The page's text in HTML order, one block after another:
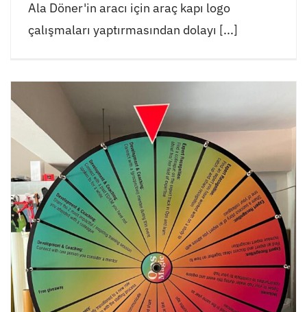
Ala Döner'in aracı için araç kapı logo
çalışmaları yaptırmasından dolayı [...]